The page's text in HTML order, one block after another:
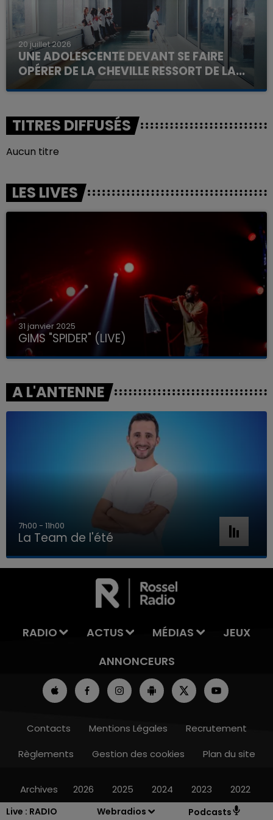
Live : RADIO
Webradios Podcasts
LA TEAM DE L'ÉTÉ
20 juillet 2026
UNE ADOLESCENTE DEVANT SE FAIRE
OPÉRER DE LA CHEVILLE RESSORT DE LA...
La famille a porté plainte contre la clinique qui a
excuses.
TITRES DIFFUSÉS
Aucun titre
LES LIVES
31 janvier 2025
GIMS "SPIDER" (LIVE)
A L'ANTENNE
7h00 - 11h00
La Team de l'été
RADIO ACTUS MÉDIAS
JEUX
ANNONCEURS
Contacts Mentions Légales
Recrutement
Règlements
Gestion des cookies Plan du site
Archives 2026 2025 2024 2023 2022